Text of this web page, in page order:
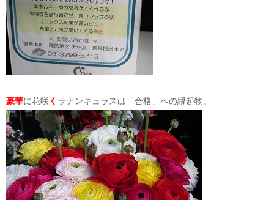
豪華に花咲く ラナンキュラスは「合格」への縁起物。